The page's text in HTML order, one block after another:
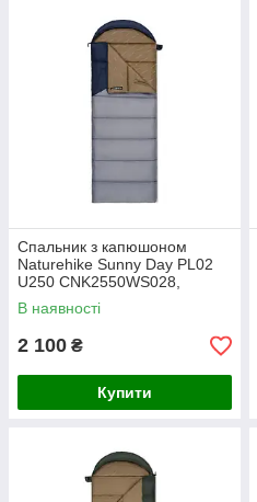
Спальник з капюшоном
Naturehike Sunny Day PL02
U250 CNK2550WS028,
(8,5°C), лівий, блакитно-синій
В наявності
2 100 ₴
Купити